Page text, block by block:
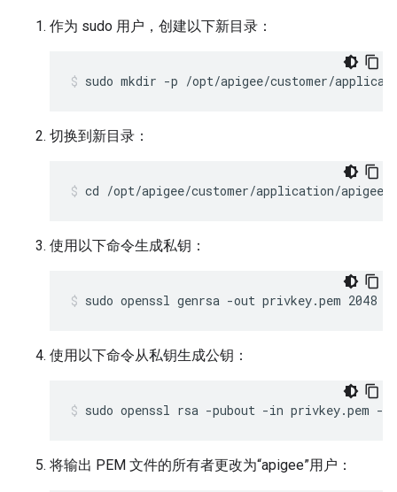
作为 sudo 用户，创建以下新目录：
sudo mkdir -p /opt/apigee/customer/
切换到新目录：
cd /opt/apigee/customer/application/
使用以下命令生成私钥：
sudo openssl genrsa -out privkey.pem 2048
使用以下命令从私钥生成公钥：
sudo openssl rsa -pubout -in privkey.pem -
将输出 PEM 文件的所有者更改为“apigee”用户：